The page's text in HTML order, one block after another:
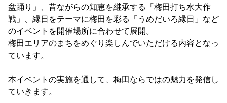
盆踊り」、昔ながらの知恵を継承する「梅田打ち水大作
戦」、縁日をテーマに梅田を彩る「うめだいろ縁日」など
のイベントを開催場所に合わせて展開。
梅田エリアのまちをめぐり楽しんでいただける内容となっ
ています。
本イベントの実施を通して、梅田ならではの魅力を発信し
ていきます。